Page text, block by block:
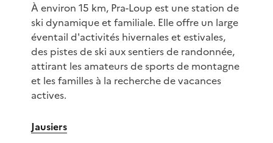
À environ 15 km, Pra-Loup est une station de
ski dynamique et familiale. Elle offre un large
éventail d'activités hivernales et estivales,
des pistes de ski aux sentiers de randonnée,
attirant les amateurs de sports de montagne
et les familles à la recherche de vacances
actives.
Jausiers